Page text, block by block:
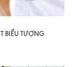
BIỂU TƯỢNG